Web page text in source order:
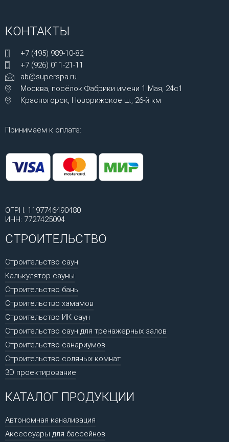
КОНТАКТЫ
+7 (495) 989-10-82
+7 (926) 011-21-11
ab@superspa.ru
Москва, посёлок Фабрики имени 1 Мая, 24с1
Красногорск, Новорижское ш., 26-й км
Принимаем к оплате:
ОГРН: 1197746490480
ИНН: 7727425094
СТРОИТЕЛЬСТВО
Строительство саун
Калькулятор сауны
Строительство бань
Строительство хамамов
Строительство ИК саун
Строительство саун для тренажерных залов
Строительство санариумов
Строительство соляных комнат
3D проектирование
КАТАЛОГ ПРОДУКЦИИ
Автономная канализация
Аксессуары для бассейнов